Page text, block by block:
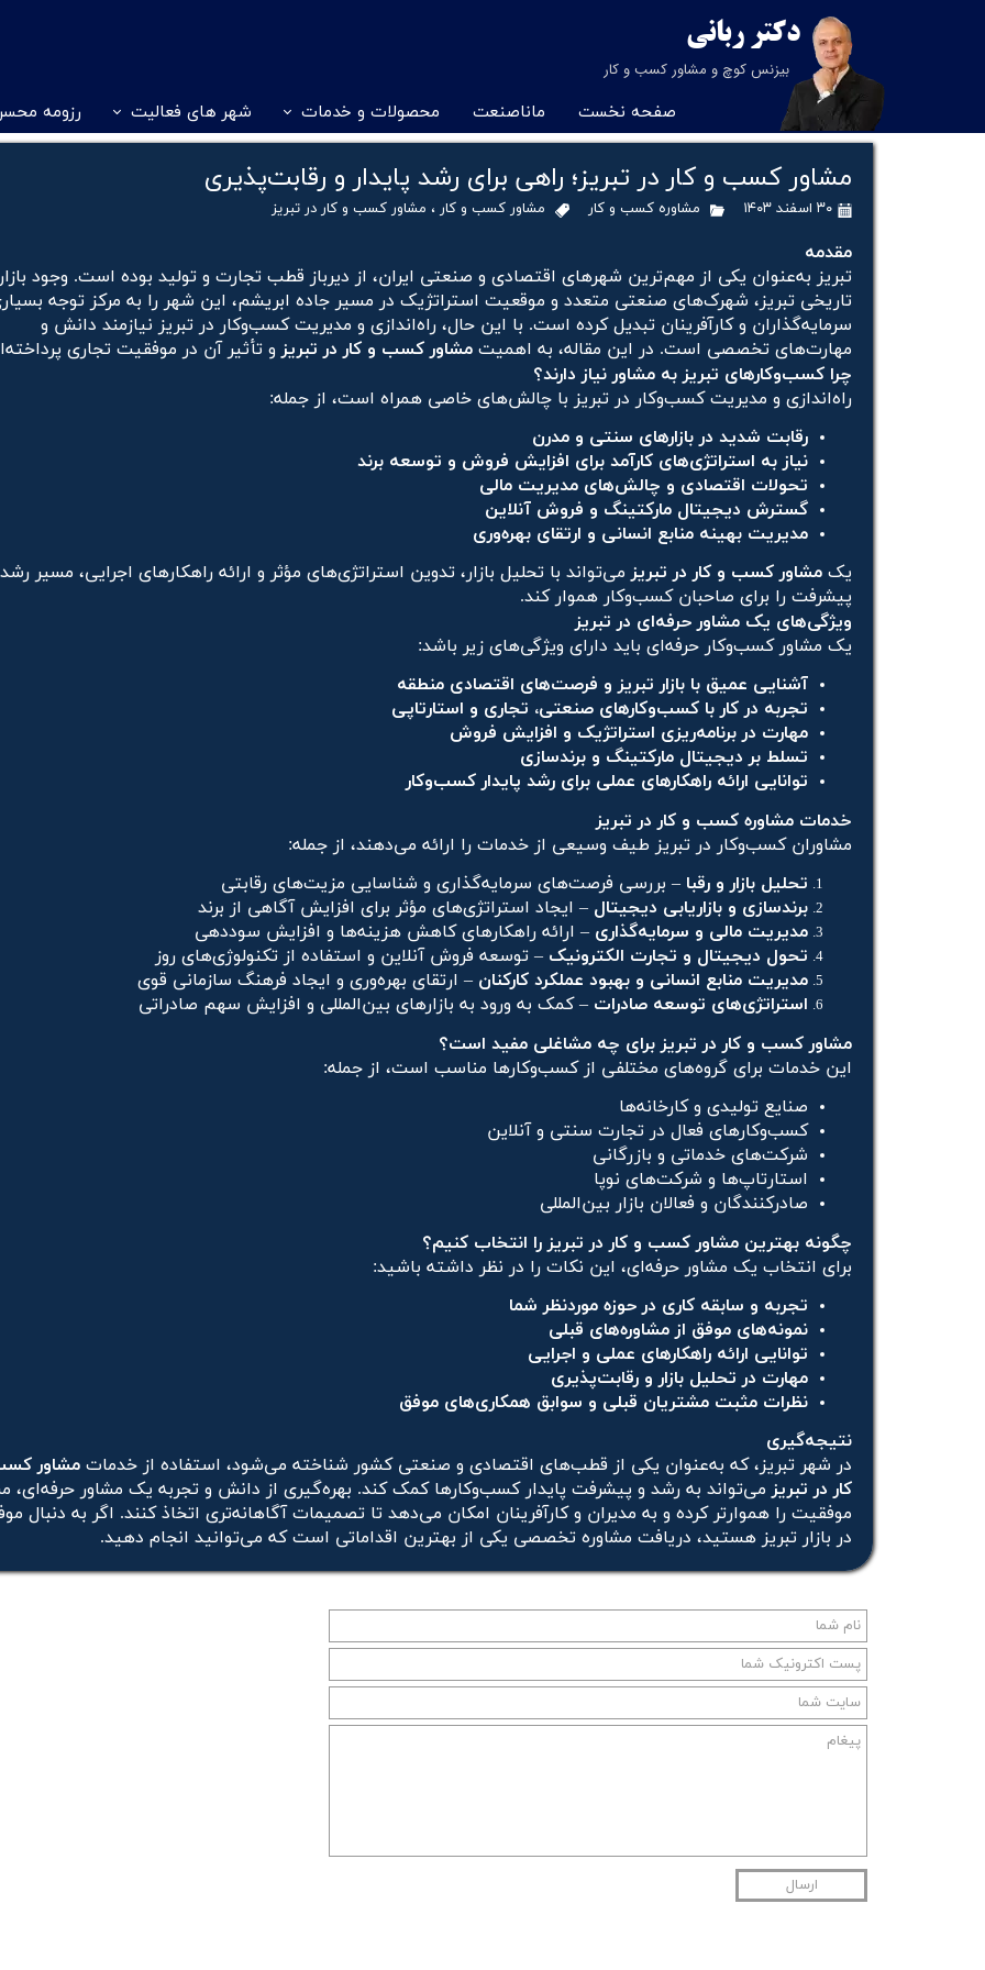
دکترربانی
بیزنس کوچ و مشاور کسب و کار
صفحه نخست ماناصنعت محصولات و خدمات
برنامه جامع توسعه کسب و کار
شهر های فعالیت
مشاوره کسب و کار در اصفهان مشاوره کسب و کار در تهران مشاور کسب و
مشاور کسب و کار در سیرجان
مشاور کسب و کار در اراک
رزومه
مشاور کسب و کار در تبریز؛ راهی برای رشد پایدار و رقابت‌پذیری
۳۰ اسفند ۱۴۰۳ مشاوره کسب و کار مشاور کسب و کار ، مشاور کسب و کار در تبریز
مقدمه
تبریز به‌عنوان یکی از مهم‌ترین شهرهای اقتصادی و صنعتی ایران، از دیرباز قطب تجارت و تولید بوده است. وجود بازار
تاریخی تبریز، شهرک‌های صنعتی متعدد و موقعیت استراتژیک در مسیر جاده ابریشم، این شهر را به مرکز توجه
سرمایه‌گذاران و کارآفرینان تبدیل کرده است. با این حال، راه‌اندازی و مدیریت کسب‌وکار در تبریز نیازمند دانش و
مهارت‌های تخصصی است. در این مقاله، به اهمیت مشاور کسب و کار در تبریز و تأثیر آن در موفقیت تجاری
چرا کسب‌وکارهای تبریز به مشاور نیاز دارند؟
راه‌اندازی و مدیریت کسب‌وکار در تبریز با چالش‌های خاصی همراه است، از جمله:
رقابت شدید در بازارهای سنتی و مدرن
نیاز به استراتژی‌های کارآمد برای افزایش فروش و توسعه برند
تحولات اقتصادی و چالش‌های مدیریت مالی
گسترش دیجیتال مارکتینگ و فروش آنلاین
مدیریت بهینه منابع انسانی و ارتقای بهره‌وری
یک مشاور کسب و کار در تبریز می‌تواند با تحلیل بازار، تدوین استراتژی‌های مؤثر و ارائه راهکارهای اجرایی، مسیر
پیشرفت را برای صاحبان کسب‌وکار هموار کند.
ویژگی‌های یک مشاور حرفه‌ای در تبریز
یک مشاور کسب‌وکار حرفه‌ای باید دارای ویژگی‌های زیر باشد:
آشنایی عمیق با بازار تبریز و فرصت‌های اقتصادی منطقه
تجربه در کار با کسب‌وکارهای صنعتی، تجاری و استارتاپی
مهارت در برنامه‌ریزی استراتژیک و افزایش فروش
تسلط بر دیجیتال مارکتینگ و برندسازی
توانایی ارائه راهکارهای عملی برای رشد پایدار کسب‌وکار
خدمات مشاوره کسب و کار در تبریز
مشاوران کسب‌وکار در تبریز طیف وسیعی از خدمات را ارائه می‌دهند، از جمله:
تحلیل بازار و رقبا – بررسی فرصت‌های سرمایه‌گذاری و شناسایی مزیت‌های رقابتی
برندسازی و بازاریابی دیجیتال – ایجاد استراتژی‌های مؤثر برای افزایش آگاهی از برند
مدیریت مالی و سرمایه‌گذاری – ارائه راهکارهای کاهش هزینه‌ها و افزایش سوددهی
تحول دیجیتال و تجارت الکترونیک – توسعه فروش آنلاین و استفاده از تکنولوژی‌های روز
مدیریت منابع انسانی و بهبود عملکرد کارکنان – ارتقای بهره‌وری و ایجاد فرهنگ سازمانی قوی
استراتژی‌های توسعه صادرات – کمک به ورود به بازارهای بین‌المللی و افزایش سهم صادراتی
مشاور کسب و کار در تبریز برای چه مشاغلی مفید است؟
این خدمات برای گروه‌های مختلفی از کسب‌وکارها مناسب است، از جمله:
صنایع تولیدی و کارخانه‌ها
کسب‌وکارهای فعال در تجارت سنتی و آنلاین
شرکت‌های خدماتی و بازرگانی
استارتاپ‌ها و شرکت‌های نوپا
صادرکنندگان و فعالان بازار بین‌المللی
چگونه بهترین مشاور کسب و کار در تبریز را انتخاب کنیم؟
برای انتخاب یک مشاور حرفه‌ای، این نکات را در نظر داشته باشید:
تجربه و سابقه کاری در حوزه موردنظر شما
نمونه‌های موفق از مشاوره‌های قبلی
توانایی ارائه راهکارهای عملی و اجرایی
مهارت در تحلیل بازار و رقابت‌پذیری
نظرات مثبت مشتریان قبلی و سوابق همکاری‌های موفق
نتیجه‌گیری
در شهر تبریز، که به‌عنوان یکی از قطب‌های اقتصادی و صنعتی کشور شناخته می‌شود، استفاده از خدمات مشاور
کار در تبریز می‌تواند به رشد و پیشرفت پایدار کسب‌وکارها کمک کند. بهره‌گیری از دانش و تجربه یک مشاور حرفه‌ای،
موفقیت را هموارتر کرده و به مدیران و کارآفرینان امکان می‌دهد تا تصمیمات آگاهانه‌تری اتخاذ کنند. اگر به دنبال
در بازار تبریز هستید، دریافت مشاوره تخصصی یکی از بهترین اقداماتی است که می‌توانید انجام دهید.
ارسال